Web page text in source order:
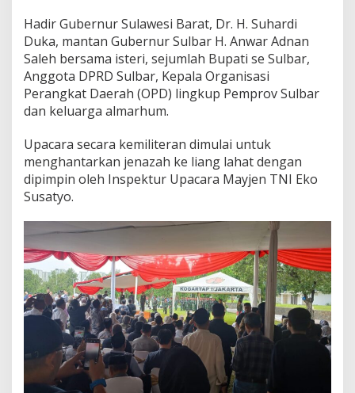
D
K
P
S
u
l
b
r
;
B
e
a
S
o
s
o
k
K
h
Hadir Gubernur Sulawesi Barat, Dr. H. Suhardi
Duka, mantan Gubernur Sulbar H. Anwar Adnan
Saleh bersama isteri, sejumlah Bupati se Sulbar,
Anggota DPRD Sulbar, Kepala Organisasi
Perangkat Daerah (OPD) lingkup Pemprov Sulbar
dan keluarga almarhum.
Upacara secara kemiliteran dimulai untuk
menghantarkan jenazah ke liang lahat dengan
dipimpin oleh Inspektur Upacara Mayjen TNI Eko
Susatyo.